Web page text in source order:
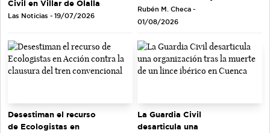
Civil en Villar de Olalla
Las Noticias - 19/07/2026
Rubén M. Checa -
01/08/2026
Desestiman el recurso
de Ecologistas en
La Guardia Civil
desarticula una